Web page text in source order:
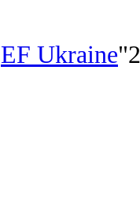
EF Ukraine